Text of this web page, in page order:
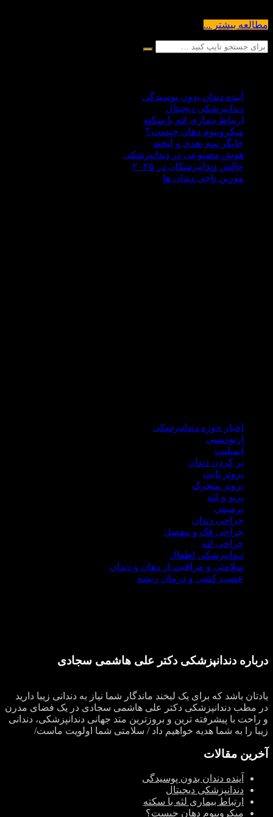
مطالعه بیشتر ...
آینده دندان بدون پوسیدگی
دندانپزشکی دیجیتال
ارتباط بیماری لثه با سکته
میکروبیوم دهان چیست؟
چاپگر سه‌ بعدی و لبخند
هوش مصنوعی در دندانپزشکی
چالش‌ دندانپزشکان در ۲۰۲۵
مورین ناجی دندان ها
اخبار حوزه دندانپزشکی
ارتودنسی
ایمپلنت
پر کردن دندان
پروتز ثابت
پروتز متحرک
پریو و لثه
ترمیمی
جراحی دندان
جراحی فک و مفصل
جراحی لثه
دندانپزشکی اطفال
سلامتی و مراقبت از دهان و دندان
عصب کشی و درمان ریشه
درباره دندانپزشکی دکتر علی هاشمی سجادی
یادتان باشد که برای یک لبخند ماندگار شما نیاز به دندانی زیبا دارید
در مطب دندانپزشکی دکتر علی هاشمی سجادی در یک فضای مدرن
و راحت با پیشرفته ترین و بروزترین متد جهانی دندانپزشکی، دندانی
زیبا را به شما هدیه خواهیم داد / سلامتی شما اولویت ماست/
آخرین مقالات
آینده دندان بدون پوسیدگی
دندانپزشکی دیجیتال
ارتباط بیماری لثه با سکته
میکروبیوم دهان چیست؟